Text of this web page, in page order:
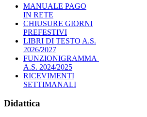
MANUALE PAGO
IN RETE
CHIUSURE GIORNI
PREFESTIVI
LIBRI DI TESTO A.S.
2026/2027
FUNZIONIGRAMMA
A.S. 2024/2025
RICEVIMENTI
SETTIMANALI
Didattica